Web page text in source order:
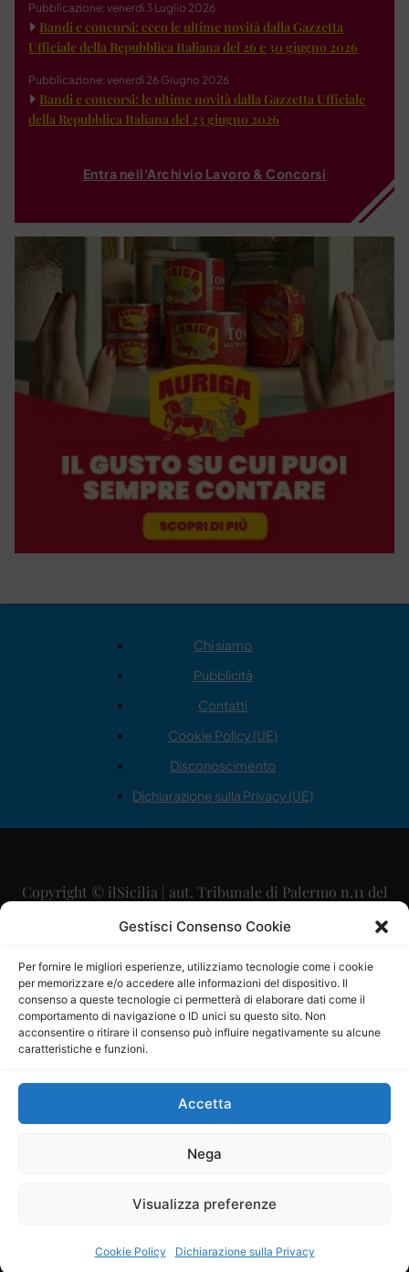
Gestisci Consenso Cookie
Per fornire le migliori esperienze, utilizziamo tecnologie come i cookie
per memorizzare e/o accedere alle informazioni del dispositivo. Il
consenso a queste tecnologie ci permetterà di elaborare dati come il
comportamento di navigazione o ID unici su questo sito. Non
acconsentire o ritirare il consenso può influire negativamente su alcune
caratteristiche e funzioni.
Accetta
Nega
Visualizza preferenze
Cookie Policy Dichiarazione sulla Privacy
Pubblicazione: venerdì 3 Luglio 2026
Bandi e concorsi: ecco le ultime novità dalla Gazzetta
Ufficiale della Repubblica Italiana del 26 e 30 giugno 2026
Pubblicazione: venerdì 26 Giugno 2026
Bandi e concorsi: le ultime novità dalla Gazzetta Ufficiale
della Repubblica Italiana del 23 giugno 2026
Entra nell'Archivio Lavoro & Concorsi
Chi siamo
Pubblicità
Contatti
Cookie Policy (UE)
Disconoscimento
Dichiarazione sulla Privacy (UE)
Copyright © ilSicilia | aut. Tribunale di Palermo n.11 del
29/09/2015
Direttore Editoriale: Maurizio Scaglione
Direttore Responsabile: Maria Calabrese
P.IVA: 06334930820
Mercurio Comunicazione Società Cooperativa a r.l. è
iscritta al Registro degli Operatori di Comunicazione al
Sito gestito daLa Digitale srl–info@ladigitale.it